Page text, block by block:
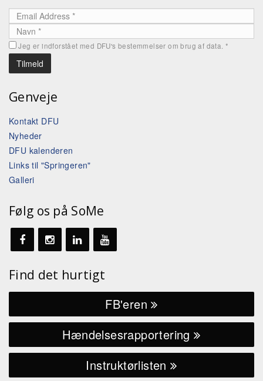
Jeg er indforstået med DFU's bestemmelser om brug af data.*
Genveje
Kontakt DFU
Nyheder
DFU kalenderen
Links til "Springeren"
Galleri
Følg os på SoMe
Find det hurtigt
FB'eren
Hændelsesrapportering
Instruktørlisten